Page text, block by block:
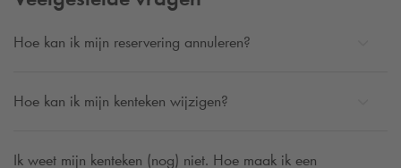
Hoe kan ik mijn reservering annuleren?
Hoe kan ik mijn kenteken wijzigen?
Ik weet mijn kenteken (nog) niet. Hoe maak ik een